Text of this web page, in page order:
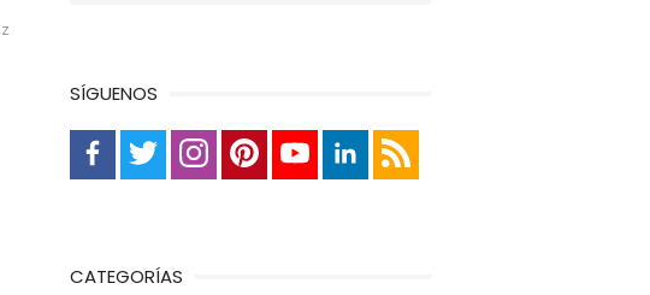
SÍGUENOS
CATEGORÍAS